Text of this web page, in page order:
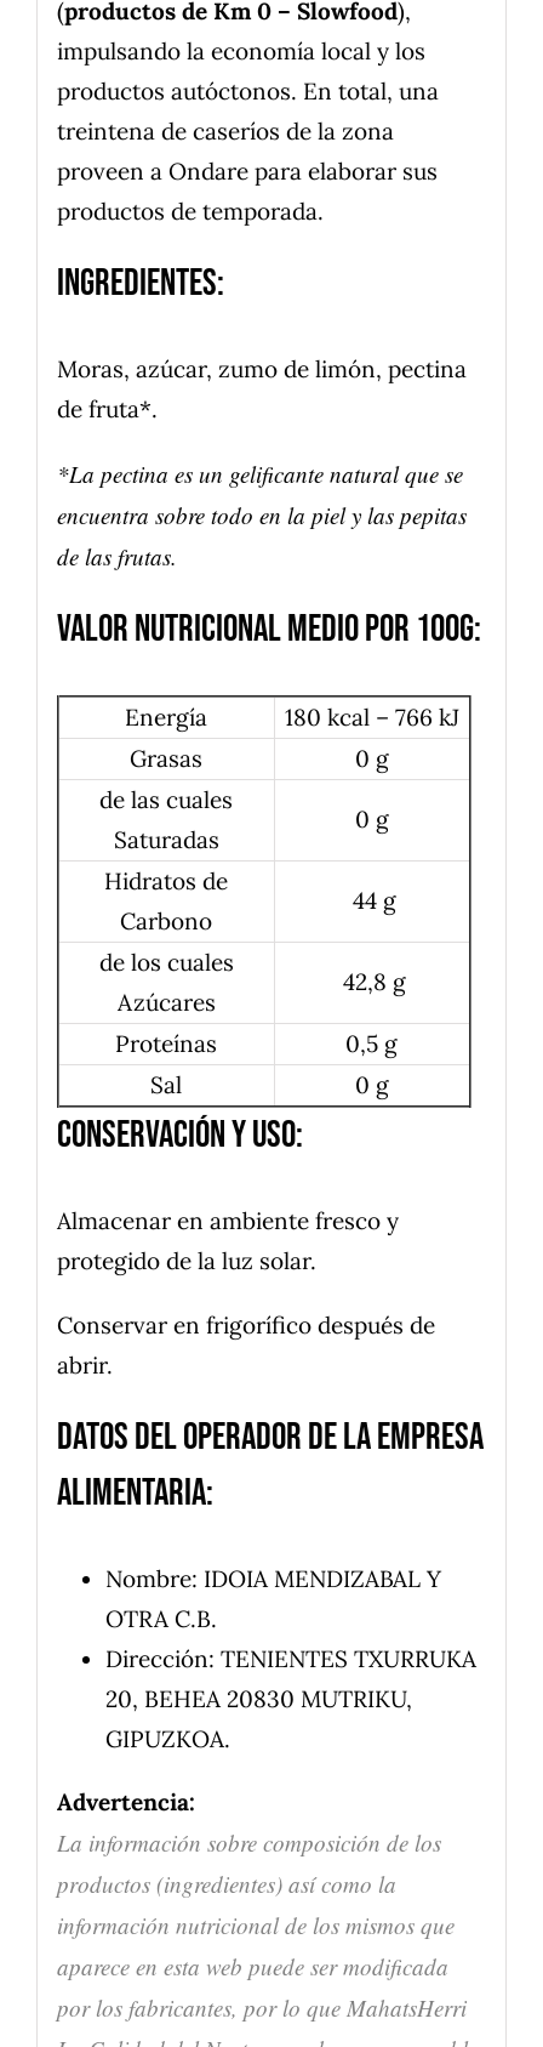
(productos de Km 0 – Slowfood),
impulsando la economía local y los
productos autóctonos. En total, una
treintena de caseríos de la zona
proveen a Ondare para elaborar sus
productos de temporada.
Ingredientes:
Moras, azúcar, zumo de limón, pectina
de fruta*.
*La pectina es un gelificante natural que se
encuentra sobre todo en la piel y las pepitas
de las frutas.
Valor nutricional medio por 100g:
Energía
180 kcal – 766 kJ
Grasas
0 g
de las cuales
Saturadas
0 g
Hidratos de
Carbono
44 g
de los cuales
Azúcares
42,8 g
Proteínas
0,5 g
Sal
0 g
Conservación y uso:
Almacenar en ambiente fresco y
protegido de la luz solar.
Conservar en frigorífico después de
abrir.
Datos del operador de la empresa
alimentaria:
Nombre: IDOIA MENDIZABAL Y
OTRA C.B.
Dirección: TENIENTES TXURRUKA
20, BEHEA 20830 MUTRIKU,
GIPUZKOA.
Advertencia:
La información sobre composición de los
productos (ingredientes) así como la
información nutricional de los mismos que
aparece en esta web puede ser modificada
por los fabricantes, por lo que MahatsHerri